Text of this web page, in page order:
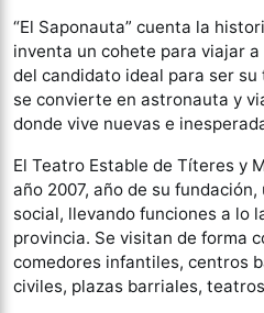
“El Saponauta” cuenta la
inventa un cohete para viajar a
del candidato ideal para ser
se convierte en astronauta y
donde vive nuevas e
El Teatro Estable de Títeres y
año 2007, año de su
social, llevando funciones a lo
provincia. Se visitan de forma
comedores infantiles, centros
civiles, plazas barriales,